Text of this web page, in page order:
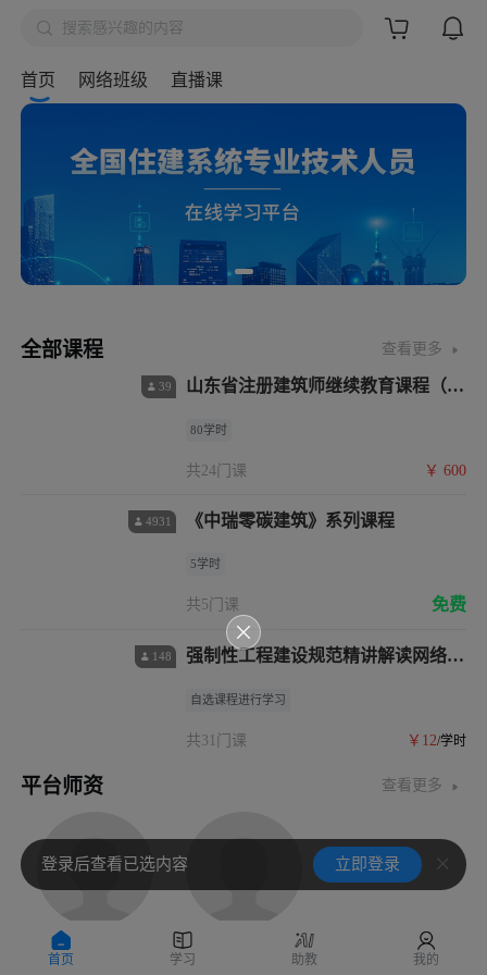
 搜索感兴趣的内容 搜索
首页 网络班级 直播课
全部课程 查看更多
39
山东省注册建筑师继续教育课程（40
80学时
共24门课 ￥ 600
4931 《中瑞零碳建筑》系列课程
5学时
共5门课 免费
148
强制性工程建设规范精讲解读网络课
自选课程进行学习
共31门课 ￥12/学时
平台师资 查看更多
何镜堂 任南琪
中国工程院院士
登录后查看已选内容 立即登录
首页 学习 助教 我的